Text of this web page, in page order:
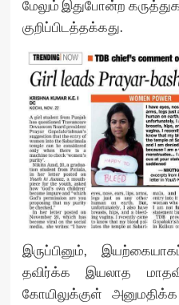
மேலும் இதுபோன்ற
குறிப்பிடத்தக்கது.
இருப்பினும்,
தவிர்க்க இயலாத
கோயிலுக்குள்